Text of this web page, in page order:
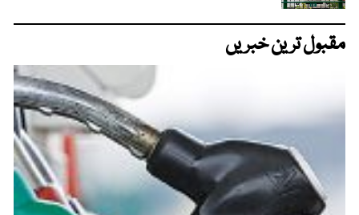
مقبول ترین خبریں